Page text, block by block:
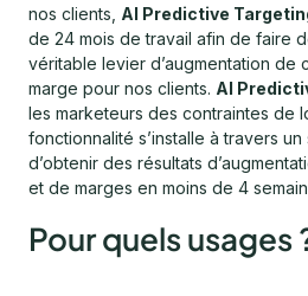
nos clients, AI Predictive
de 24 mois de travail afin de faire
véritable levier d’augmentation de
marge pour nos clients. AI
les marketeurs des contraintes de
fonctionnalité s’installe à travers
d’obtenir des résultats
et de marges en moins de 4
Pour quels usages